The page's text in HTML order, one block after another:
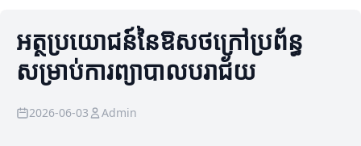
អត្ថប្រយោជន៍នៃឱសថក្រៅប្រព័ន្ធ
សម្រាប់ការព្យាបាលបរាជ័យ
2026-06-03 Admin